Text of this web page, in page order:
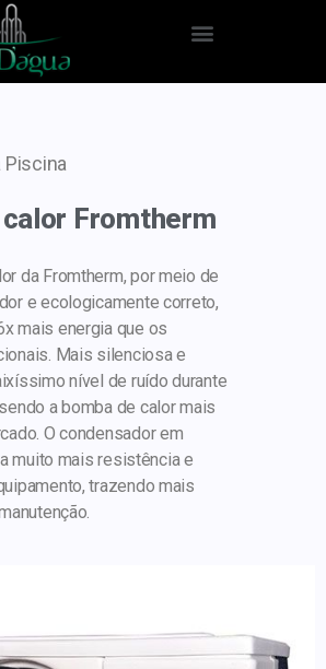
Piscina
Fromtherm
da Fromtherm, por meio de
e ecologicamente correto,
mais energia que os
Mais silenciosa e
nível de ruído durante
a bomba de calor mais
O condensador em
muito mais resistência e
trazendo mais